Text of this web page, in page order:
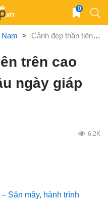
0
Nam > Cảnh đẹp thần tiên trên cao nguyên Mộc Châu ngày giáp Tết
trên cao
ngày giáp
6.2K
Săn mây, hành trình